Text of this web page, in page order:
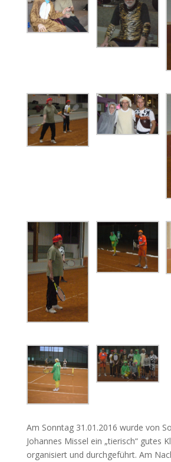
Am Sonntag 31.01.2016 wurde von
Johannes Missel ein „tierisch“ gutes
organisiert und durchgeführt. Am